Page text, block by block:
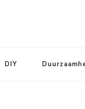
DIY